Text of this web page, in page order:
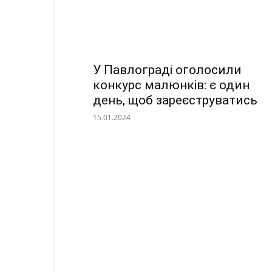
У Павлограді оголосили
конкурс малюнків: є один
день, щоб зареєструватись
15.01.2024